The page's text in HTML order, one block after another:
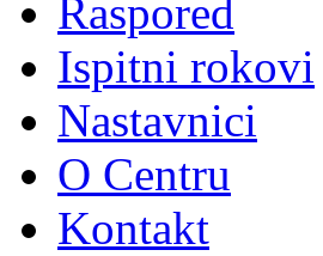
Raspored
Ispitni rokovi
Nastavnici
O Centru
Kontakt